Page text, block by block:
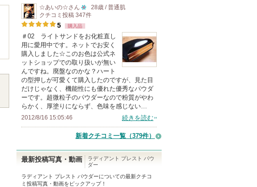
☆あいの☆さん
10
人
以
上
の
メ
ン
バ
ー
お
に
入
り
28歳 / 普通肌
クチコミ投稿 347件
5 購入品
＃02 ライトサンドをお化粧直し
用に愛用中です。ネットでお安く
購入しました☆このお色は公式ネ
ットショップでの取り扱いが無い
んですね。廃盤なのかな？ハート
の型押しが可愛くて購入したのですが、見た目
だけじゃなく、機能性にも優れた優秀なパウダ
ーです。超微粒子のパウダーなので粉質がやわ
らかく、厚塗りにならず、色味を感じない…
2012/8/16 15:05:46 続きを読む
新着クチコミ一覧 （379件）
最新投稿写真・動画
ラディアント プレスト パウ
ダー
ラディアント プレスト パウダーについての最新クチコ
ミ投稿写真・動画をピックアップ！